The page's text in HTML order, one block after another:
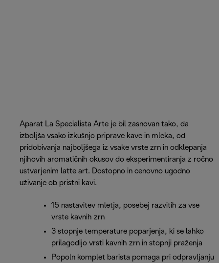
Aparat La Specialista Arte je bil zasnovan tako, da
izboljša vsako izkušnjo priprave kave in mleka, od
pridobivanja najboljšega iz vsake vrste zrn in odklepanja
njihovih aromatičnih okusov do eksperimentiranja z ročno
ustvarjenim latte art. Dostopno in cenovno ugodno
uživanje ob pristni kavi.
15 nastavitev mletja, posebej razvitih za vse
vrste kavnih zrn
3 stopnje temperature poparjenja, ki se lahko
prilagodijo vrsti kavnih zrn in stopnji praženja
Popoln komplet barista pomaga pri odpravljanju